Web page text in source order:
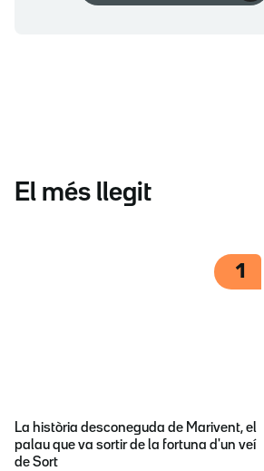
El més llegit
1
La història desconeguda de Marivent, el
palau que va sortir de la fortuna d'un veí
de Sort